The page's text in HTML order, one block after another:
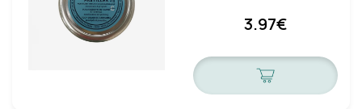
3.97€